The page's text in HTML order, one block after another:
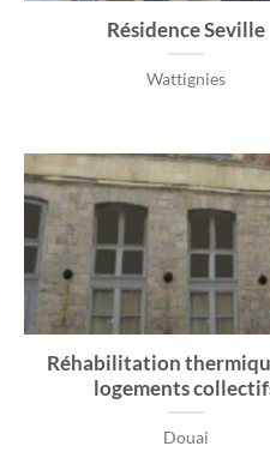
Résidence Seville
Wattignies
Réhabilitation
logements
Douai